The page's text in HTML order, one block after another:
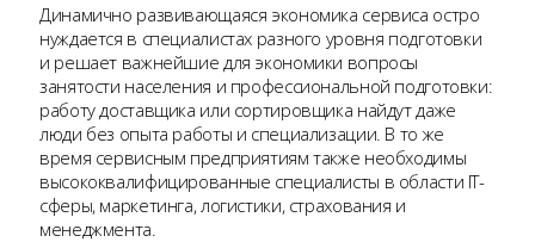
Динамично развивающаяся экономика сервиса остро
нуждается в специалистах разного уровня подготовки
и решает важнейшие для экономики вопросы
занятости населения и профессиональной подготовки:
работу доставщика или сортировщика найдут даже
люди без опыта работы и специализации. В то же
время сервисным предприятиям также необходимы
высококвалифицированные специалисты в области IT-
сферы, маркетинга, логистики, страхования и
менеджмента.